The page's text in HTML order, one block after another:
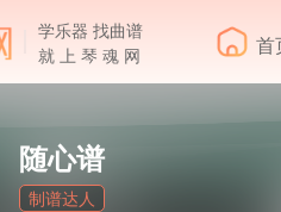
学乐器 找曲谱
就 上 琴 魂 网
首
随心谱
制谱达人